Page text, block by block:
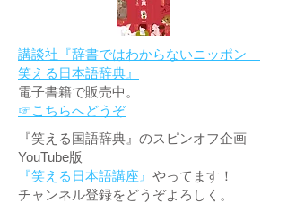
講談社『辞書ではわからないニッポン
笑える日本語辞典』
電子書籍で販売中。
☞こちらへどうぞ
『笑える国語辞典』のスピンオフ企画
YouTube版
『笑える日本語講座』 やってます！
チャンネル登録をどうぞよろしく。